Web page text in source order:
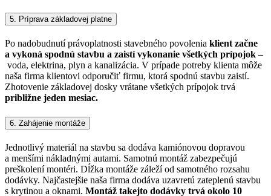
5. Príprava základovej platne
Po nadobudnutí právoplatnosti stavebného povolenia klient začne
a vykoná spodnú stavbu a zaistí vykonanie všetkých prípojok –
voda, elektrina, plyn a kanalizácia. V prípade potreby klienta môže
naša firma klientovi odporučiť firmu, ktorá spodnú stavbu zaistí.
Zhotovenie základovej dosky vrátane všetkých prípojok trvá
približne jeden mesiac.
6. Zahájenie montáže
Jednotlivý materiál na stavbu sa dodáva kamiónovou dopravou
a menšími nákladnými autami. Samotnú montáž zabezpečujú
preškolení montéri. Dĺžka montáže záleží od samotného rozsahu
dodávky. Najčastejšie naša firma dodáva uzavretú zateplenú stavbu
s krytinou a oknami. Montáž takejto dodávky trvá okolo 10